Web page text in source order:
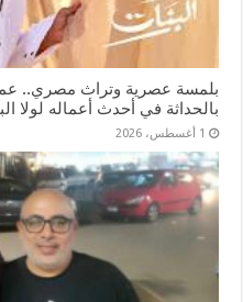
بلمسة عصرية وتراث مصري..
بالحداثة في أحدث أعماله لولا
1 أغسطس، 2026